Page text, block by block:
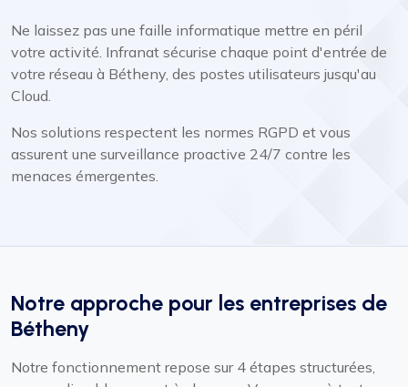
Ne laissez pas une faille informatique mettre en péril
votre activité. Infranat sécurise chaque point d'entrée de
votre réseau à Bétheny, des postes utilisateurs jusqu'au
Cloud.
Nos solutions respectent les normes RGPD et vous
assurent une surveillance proactive 24/7 contre les
menaces émergentes.
Notre approche pour les entreprises de
Bétheny
Notre fonctionnement repose sur 4 étapes structurées,